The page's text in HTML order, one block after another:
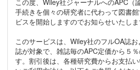
この度、Wiley社ジャーナルへのAPC（
手続きを個々の研究者に代わって図書
ビスを開始しますのでお知らせいたしま
このサービスは、Wiley社のフルOA誌
誌が対象で、雑誌毎のAPC定価から５
す。割引後は、各種研究費からお支払